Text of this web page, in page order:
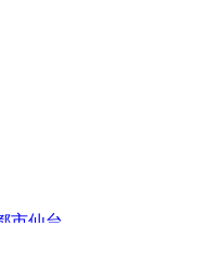
市仙台